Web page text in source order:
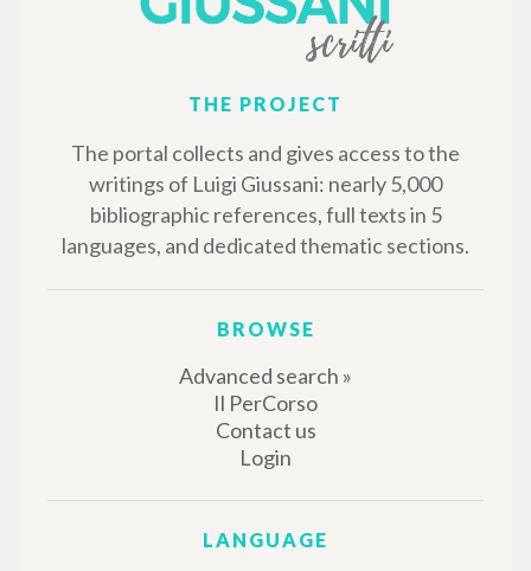
THE PROJECT
The portal collects and gives access to the
writings of Luigi Giussani: nearly 5,000
bibliographic references, full texts in 5
languages, and dedicated thematic sections.
BROWSE
Advanced search »
Il PerCorso
Contact us
Login
LANGUAGE